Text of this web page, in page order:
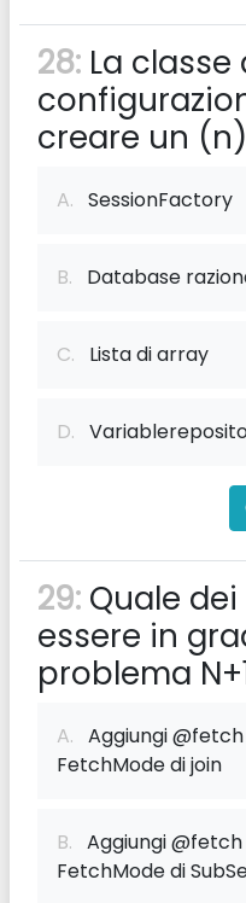
28: La
creare un
A. SessionFactory
B. Database
C. Lista di array
D.
29: Quale
essere in
problema
A. Aggiungi
FetchMode di join
B. Aggiungi
FetchMode di